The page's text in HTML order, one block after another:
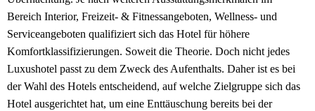
Bereich Interior, Freizeit- & Fitnessangeboten, Wellness- und
Serviceangeboten qualifiziert sich das Hotel für höhere
Komfortklassifizierungen. Soweit die Theorie. Doch nicht jedes
Luxushotel passt zu dem Zweck des Aufenthalts. Daher ist es bei
der Wahl des Hotels entscheidend, auf welche Zielgruppe sich das
Hotel ausgerichtet hat, um eine Enttäuschung bereits bei der